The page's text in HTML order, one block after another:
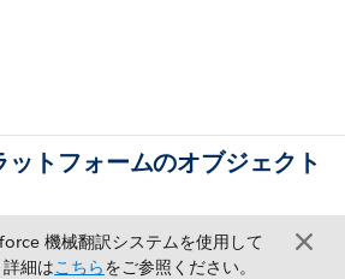
トフォームのオブジェクト
機械翻訳システムを使用して
細はこちらをご参照ください。